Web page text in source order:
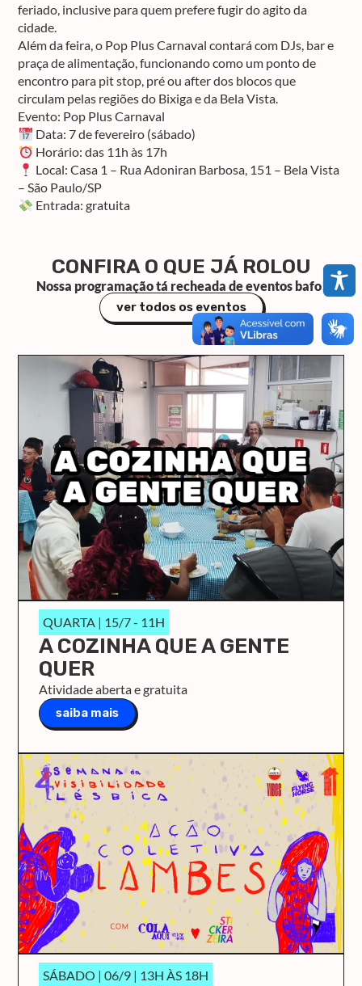
feriado, inclusive para quem prefere fugir do agito da
cidade.
Além da feira, o Pop Plus Carnaval contará com DJs, bar e
praça de alimentação, funcionando como um ponto de
encontro para pit stop, pré ou afterdos blocos que
circulam pelas regiões do Bixiga e da Bela Vista.
Evento: Pop Plus Carnaval
Data: 7 de fevereiro (sábado)
Horário: das 11h às 17h
Local: Casa 1 – Rua Adoniran Barbosa, 151 – Bela Vista
– São Paulo/SP
Entrada: gratuita
CONFIRA O QUE JÁ ROLOU
Nossa programação tá recheada de eventos bafo!
ver todos os eventos
QUARTA | 15/7 - 11H
A COZINHA QUE A GENTE
QUER
Atividade aberta e gratuita
saiba mais
SÁBADO | 06/9 | 13H ÀS 18H